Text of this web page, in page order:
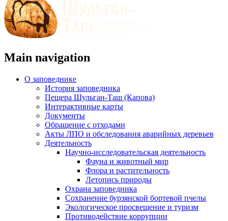
Main navigation
О заповеднике
История заповедника
Пещера Шульган-Таш (Капова)
Интерактивные карты
Документы
Обращение с отходами
Акты ЛПО и обследования аварийных деревьев
Деятельность
Научно-исследовательская деятельность
Фауна и животный мир
Флора и растительность
Летопись природы
Охрана заповедника
Сохранение бурзянской бортевой пчелы
Экологическое просвещение и туризм
Противодействие коррупции